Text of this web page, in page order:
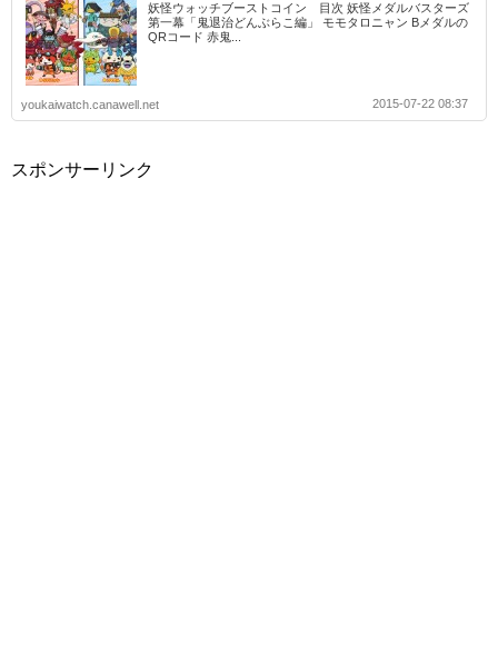
妖怪ウォッチブーストコイン 目次 妖怪メダルバスターズ
第一幕「鬼退治どんぶらこ編」 モモタロニャン Bメダルの
QRコード 赤鬼...
youkaiwatch.canawell.net 2015-07-22 08:37
スポンサーリンク